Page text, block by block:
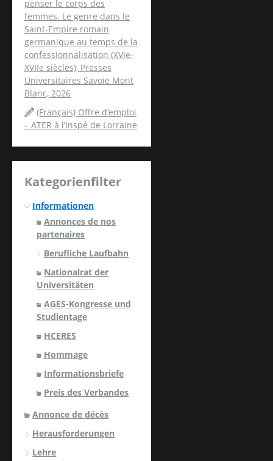
penser le corps des
femmes. Le genre dans le
Saint-Empire romain
germanique au temps de la
confessionnalisation (XVIe-
XVIIe siècles), Presses
Universitaires Savoie Mont
Blanc, 2026
(Français) Offre d’emploi
– ATER à l’Inspé de Lorraine
Kategorienfilter
Informationen
Annonces de nos
partenaires
Berufliche Laufbahn
Nationalrat der
Universitäten
AGES-Kongresse und
Studientage
HCERES
Hommage
Informationsbriefe
Preis des Verbandes
Annonce de décès
Herausforderungen
Lehre